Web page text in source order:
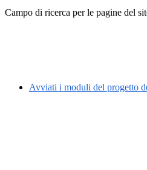
Campo di ricerca per le pagine del
Avviati i moduli del progetto